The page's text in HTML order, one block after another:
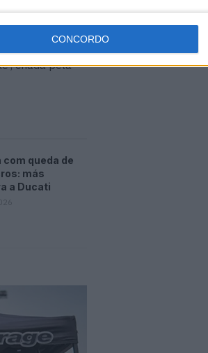
CONCORDO
Road Glide
Itália, foi
pós-moderna
criada pela
com queda de
más
a Ducati